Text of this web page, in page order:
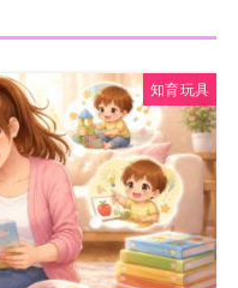
知育玩具